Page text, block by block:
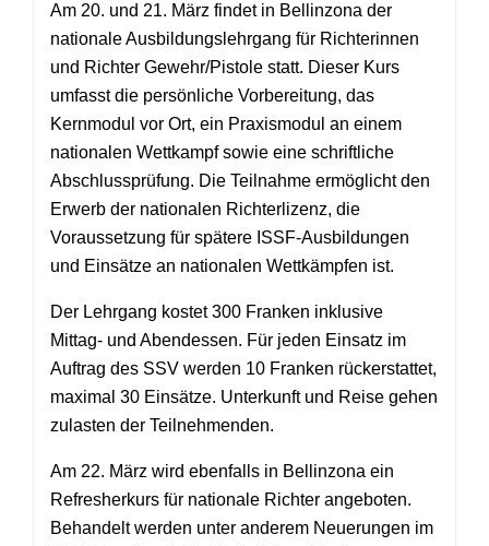
Am 20. und 21. März findet in Bellinzona der
nationale Ausbildungslehrgang für Richterinnen
und Richter Gewehr/Pistole statt. Dieser Kurs
umfasst die persönliche Vorbereitung, das
Kernmodul vor Ort, ein Praxismodul an einem
nationalen Wettkampf sowie eine schriftliche
Abschlussprüfung. Die Teilnahme ermöglicht den
Erwerb der nationalen Richterlizenz, die
Voraussetzung für spätere ISSF-Ausbildungen
und Einsätze an nationalen Wettkämpfen ist.
Der Lehrgang kostet 300 Franken inklusive
Mittag- und Abendessen. Für jeden Einsatz im
Auftrag des SSV werden 10 Franken rückerstattet,
maximal 30 Einsätze. Unterkunft und Reise gehen
zulasten der Teilnehmenden.
Am 22. März wird ebenfalls in Bellinzona ein
Refresherkurs für nationale Richter angeboten.
Behandelt werden unter anderem Neuerungen im